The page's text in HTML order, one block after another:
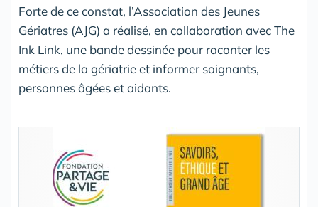
Forte de ce constat, l’Association des Jeunes
Gériatres (AJG) a réalisé, en collaboration avec The
Ink Link, une bande dessinée pour raconter les
métiers de la gériatrie et informer soignants,
personnes âgées et aidants.